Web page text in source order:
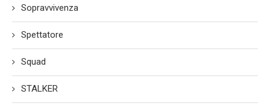
Sopravvivenza
Spettatore
Squad
STALKER